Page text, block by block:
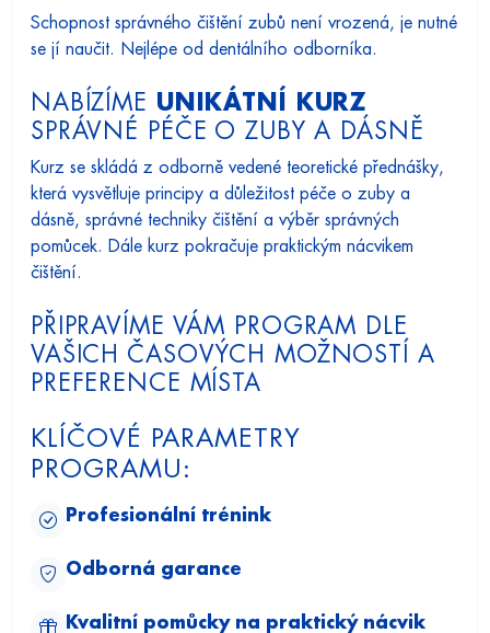
Schopnost správného čištění zubů není vrozená, je nutné
se jí naučit. Nejlépe od dentálního odborníka.
NABÍZÍME UNIKÁTNÍ KURZ
SPRÁVNÉ PÉČE O ZUBY A DÁSNĚ
Kurz se skládá z odborně vedené teoretické přednášky,
která vysvětluje principy a důležitost péče o zuby a
dásně, správné techniky čištění a výběr správných
pomůcek. Dále kurz pokračuje praktickým nácvikem
čištění.
PŘIPRAVÍME VÁM PROGRAM DLE
VAŠICH ČASOVÝCH MOŽNOSTÍ A
PREFERENCE MÍSTA
KLÍČOVÉ PARAMETRY
PROGRAMU:
Profesionální trénink
Odborná garance
Kvalitní pomůcky na praktický nácvik